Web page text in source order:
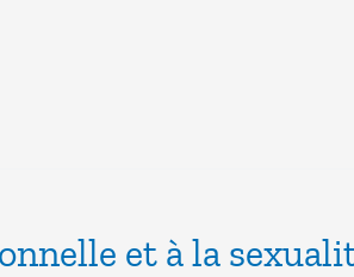
et à la